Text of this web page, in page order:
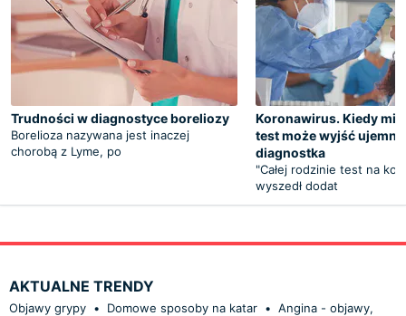
Trudności w diagnostyce boreliozy
Borelioza nazywana jest inaczej
chorobą z Lyme, po
Koronawirus. Kiedy
test może wyjść
diagnostka
"Całej rodzinie test na
wyszedł dodat
AKTUALNE TRENDY
Objawy grypy • Domowe sposoby na katar • Angina - objawy,